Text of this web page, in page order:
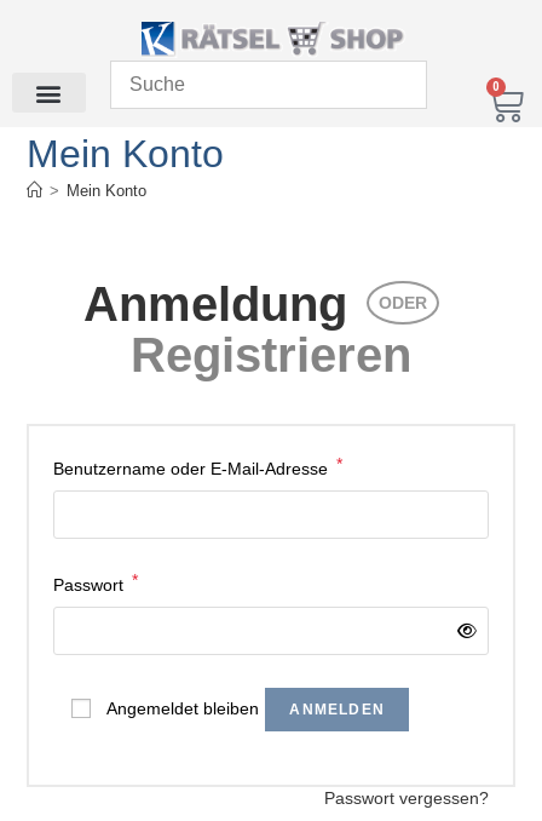
0
Mein Konto
> Mein Konto
Anmeldung ODER
Registrieren
Benutzername oder E-Mail-Adresse *
Passwort *
Angemeldet bleiben ANMELDEN
Passwort vergessen?